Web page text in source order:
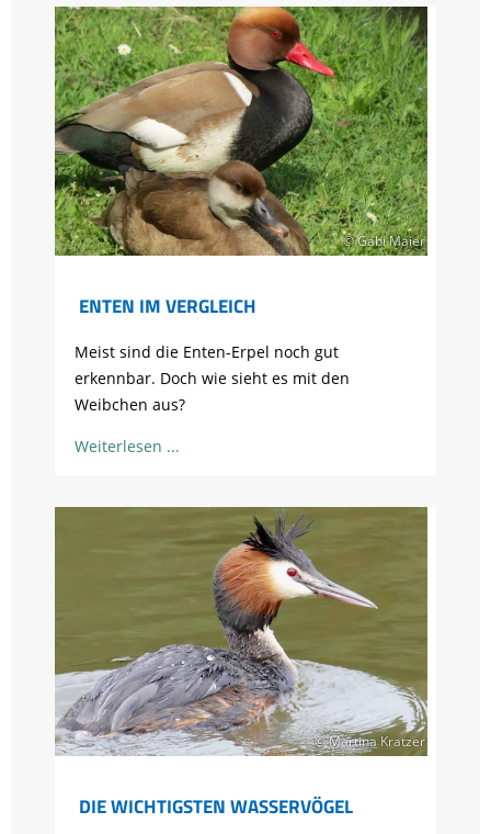
© Gabi Maier
ENTEN IM VERGLEICH
Meist sind die Enten-Erpel noch gut
erkennbar. Doch wie sieht es mit den
Weibchen aus?
Weiterlesen
© Martina Kratzer
DIE WICHTIGSTEN WASSERVÖGEL